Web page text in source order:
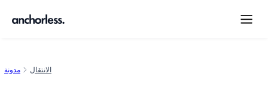
مدونة الانتقال